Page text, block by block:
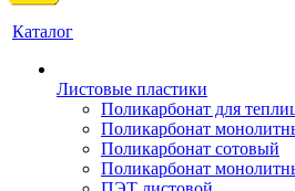
Каталог
Листовые пластики
Поликарбонат для
Поликарбонат
Поликарбонат сотовый
Поликарбонат